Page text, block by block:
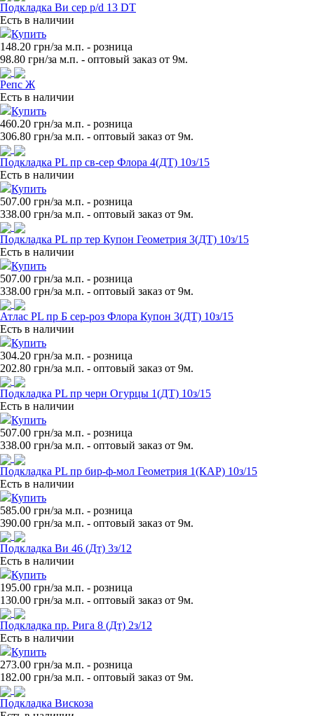
Подкладка Ви сер p/d 13 DT
Есть в наличии
Купить
148.20 грн/за м.п. - розница
98.80 грн/за м.п. - оптовый заказ от 9м.
Репс Ж
Есть в наличии
Купить
460.20 грн/за м.п. - розница
306.80 грн/за м.п. - оптовый заказ от 9м.
Подкладка PL пр св-сер Флора 4(ДТ) 10з/15
Есть в наличии
Купить
507.00 грн/за м.п. - розница
338.00 грн/за м.п. - оптовый заказ от 9м.
Подкладка PL пр тер Купон Геометрия 3(ДТ) 10з/15
Есть в наличии
Купить
507.00 грн/за м.п. - розница
338.00 грн/за м.п. - оптовый заказ от 9м.
Атлас PL пр Б сер-роз Флора Купон 3(ДТ) 10з/15
Есть в наличии
Купить
304.20 грн/за м.п. - розница
202.80 грн/за м.п. - оптовый заказ от 9м.
Подкладка PL пр черн Огурцы 1(ДТ) 10з/15
Есть в наличии
Купить
507.00 грн/за м.п. - розница
338.00 грн/за м.п. - оптовый заказ от 9м.
Подкладка PL пр бир-ф-мол Геометрия 1(КАР) 10з/15
Есть в наличии
Купить
585.00 грн/за м.п. - розница
390.00 грн/за м.п. - оптовый заказ от 9м.
Подкладка Ви 46 (Дт) 3з/12
Есть в наличии
Купить
195.00 грн/за м.п. - розница
130.00 грн/за м.п. - оптовый заказ от 9м.
Подкладка пр. Рига 8 (Дт) 2з/12
Есть в наличии
Купить
273.00 грн/за м.п. - розница
182.00 грн/за м.п. - оптовый заказ от 9м.
Подкладка Вискоза